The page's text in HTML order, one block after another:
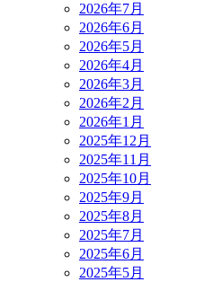
2026年7月
2026年6月
2026年5月
2026年4月
2026年3月
2026年2月
2026年1月
2025年12月
2025年11月
2025年10月
2025年9月
2025年8月
2025年7月
2025年6月
2025年5月